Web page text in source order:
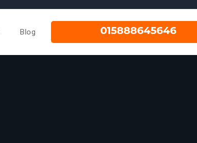
Blog